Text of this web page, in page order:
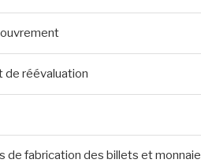
de réévaluation
de fabrication des billets et